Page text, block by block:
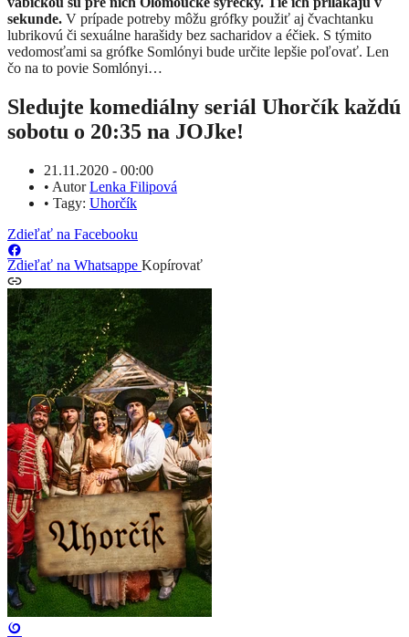
sekunde. V prípade potreby môžu grófky použiť aj čvachtanku
lubrikovú či sexuálne harašidy bez sacharidov a éčiek. S týmito
vedomosťami sa grófke Somlónyi bude určite lepšie poľovať. Len
čo na to povie Somlónyi…
Sledujte komediálny seriál Uhorčík každú
sobotu o 20:35 na JOJke!
21.11.2020 - 00:00
• AutorLenka Filipová
• Tagy: Uhorčík
Zdieľať na Facebooku
Zdieľať na Whatsappe Kopírovať